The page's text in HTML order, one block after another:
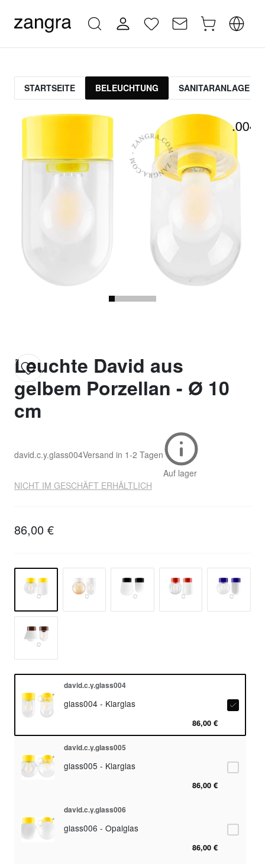
STARTSEITE BELEUCHTUNG SANITARANLAGE
Leuchte David aus
gelbem Porzellan - Ø 10
cm
david.c.y.glass004Versand in 1-2 Tagen
Auf lager
NICHT IM GESCHÄFT ERHÄLTLICH
86,00 €
david.c.y.glass004
glass004 - Klarglas
86,00 €
david.c.y.glass005
glass005 - Klarglas
86,00 €
david.c.y.glass006
glass006 - Opalglas
86,00 €